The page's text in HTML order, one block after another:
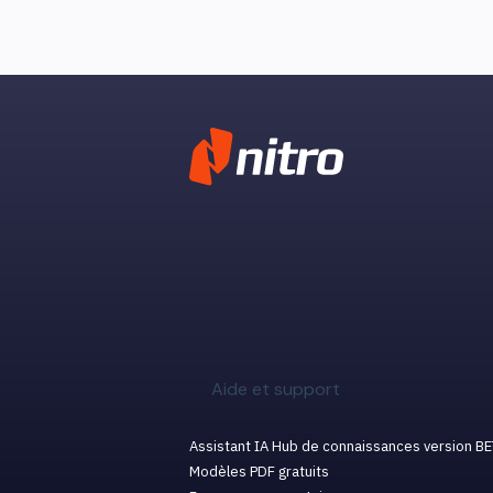
Aide et support
Assistant IA Hub de connaissances version
Modèles PDF gratuits